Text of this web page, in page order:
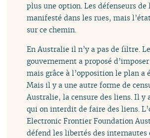
plus une option. Les défenseurs
manifesté dans les rues, mais
sur ce chemin.
En Australie il n’y a pas de filtre. Le
gouvernement a proposé
mais grâce à l’opposition le plan a
Mais il y a une autre forme de
Australie, la censure des liens. Il y
qui on interdit de faire des liens.
Electronic Frontier Foundation
défend les libertés des internautes